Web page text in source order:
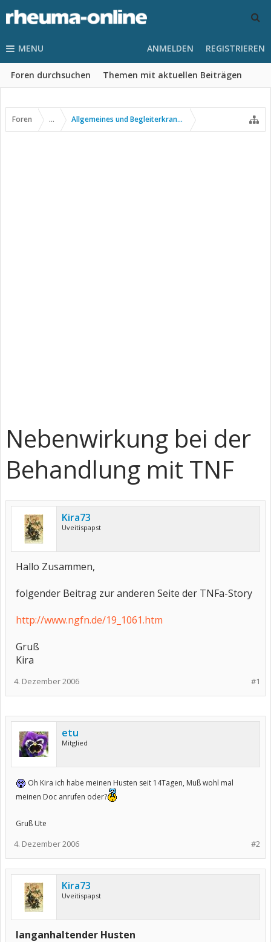
MENU
Foren durchsuchen Themen mit aktuellen Beiträgen
ANMELDEN REGISTRIEREN
Foren ... Allgemeines und Begleiterkrankungen
Nebenwirkung bei der
Behandlung mit TNF
Kira73
Uveitispapst
Hallo Zusammen,
folgender Beitrag zur anderen Seite der TNFa-Story
http://www.ngfn.de/19_1061.htm
Gruß
Kira
#1
4. Dezember 2006
etu
Mitglied
Oh Kira ich habe meinen Husten seit 14Tagen, Muß wohl mal
meinen Doc anrufen oder?
Gruß Ute
#2
4. Dezember 2006
Kira73
Uveitispapst
langanhaltender Husten